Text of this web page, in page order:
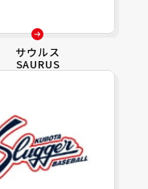
サウルス
SAURUS